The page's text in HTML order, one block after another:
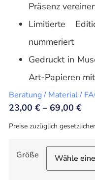
Präsenz
Limitierte
nummeriert
Gedruckt in
Art-Papieren
Beratung / Material /
23,00€ – 69,00 €
Preise zuzüglich
Größe